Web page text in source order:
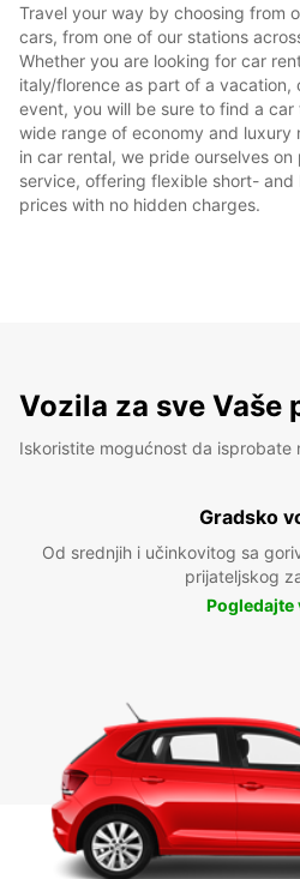
Travel your way by choosing from
cars, from one of our stations
Whether you are looking for car
italy/florence as part of a vacation,
event, you will be sure to find a
wide range of economy and luxury
in car rental, we pride ourselves
service, offering flexible short-
prices with no hidden charges.
Vozila za sve Vaše
Iskoristite mogućnost da isprobate
Gradsko
Od srednjih i učinkovitog sa
prijateljskog
Pogledajte